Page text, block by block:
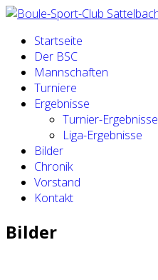
Startseite
Der BSC
Mannschaften
Turniere
Ergebnisse
Turnier-Ergebnisse
Liga-Ergebnisse
Bilder
Chronik
Vorstand
Kontakt
Bilder